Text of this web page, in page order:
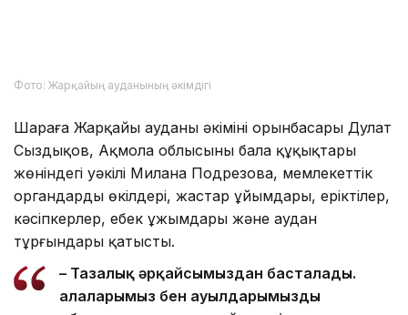
Фото: Жарқайың ауданының әкімдігі
Шараға Жарқайың ауданы әкімінің орынбасары Дулат
Сыздықов, Ақмола облысының бала құқықтары
жөніндегі уәкілі Милана Подрезова, мемлекеттік
органдардың өкілдері, жастар ұйымдары, еріктілер,
кәсіпкерлер, еңбек ұжымдары және аудан
тұрғындары қатысты.
– Тазалық әрқайсымыздан басталады.
Қалаларымыз бен ауылдарымызды